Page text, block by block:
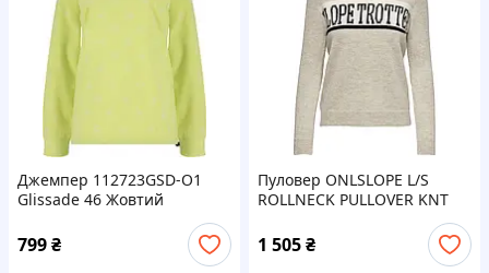
Джемпер 112723GSD-O1
Glissade 46 Жовтий
799₴
Пуловер ONLSLOPE L/S
ROLLNECK PULLOVER KNT
ONLY M Бежевий
1 505₴